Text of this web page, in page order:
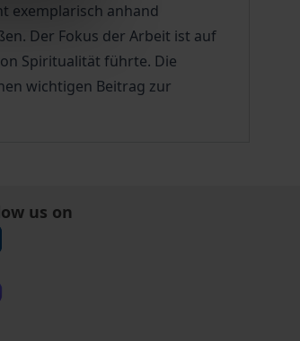
exemplarisch anhand
Der Fokus der Arbeit ist auf
Spiritualität führte. Die
wichtigen Beitrag zur
us on